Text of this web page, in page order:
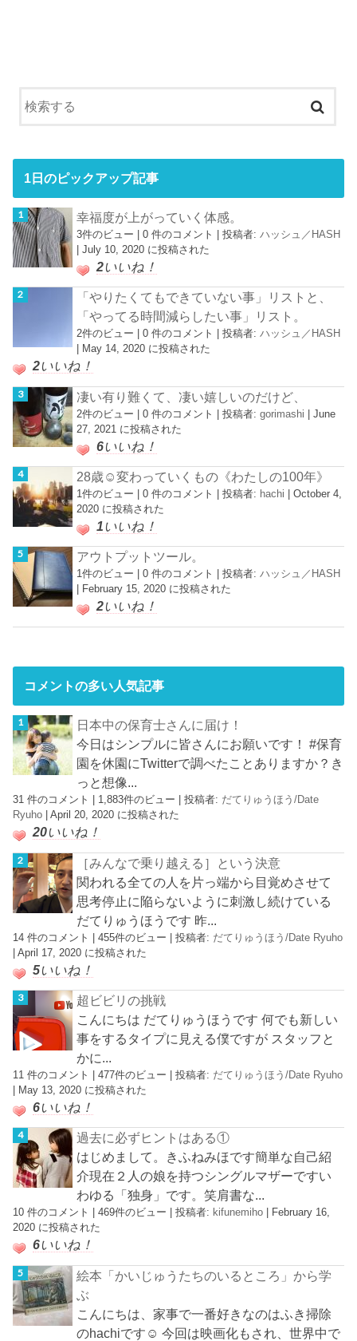
1日のピックアップ記事
幸福度が上がっていく体感。
3件のビュー |0 件のコメント |投稿者:ハッシュ／HASH
|July 10, 2020 に投稿された
2いいね！
「やりたくてもできていない事」リストと、
「やってる時間減らしたい事」リスト。
2件のビュー |0 件のコメント |投稿者:ハッシュ／HASH
May 14, 2020 に投稿された
2いいね！
凄い有り難くて、凄い嬉しいのだけど、
2件のビュー |0 件のコメント |投稿者:gorimashi |June
27, 2021 に投稿された
6いいね！
28歳☺︎変わっていくもの《わたしの100年》
1件のビュー |0 件のコメント |投稿者: hachi |October 4,
2020 に投稿された
1 いいね！
アウトプットツール。
1件のビュー |0 件のコメント |投稿者:ハッシュ／HASH
February 15, 2020 に投稿された
2いいね！
コメントの多い人気記事
日本中の保育士さんに届け！
今日はシンプルに皆さんにお願いです！ #保育
園を休園にTwitterで調べたことありますか？き
っと想像...
31 件のコメント 1,883件のビュー |投稿者: だてりゅうほう/Date
Ryuho |April 20, 2020 に投稿された
20いいね！
［みんなで乗り越える］という決意
関われる全ての人を片っ端から目覚めさせて
思考停止に陥らないように刺激し続けている
だてりゅうほうです 昨...
14 件のコメント |455件のビュー |投稿者: だてりゅうほう/Date Ryuho
|April 17, 2020 に投稿された
5いいね！
超ビビリの挑戦
こんにちは だてりゅうほうです 何でも新しい
事をするタイプに見える僕ですが スタッフと
かに...
11 件のコメント |477件のビュー |投稿者: だてりゅうほう/Date Ryuho
May 13, 2020 に投稿された
6いいね！
過去に必ずヒントはある①
はじめまして。きふねみほです簡単な自己紹
介現在２人の娘を持つシングルマザーですい
わゆる「独身」です。笑肩書な...
10 件のコメント |469件のビュー |投稿者: kifunemiho
February 16,
2020 に投稿された
6いいね！
絵本「かいじゅうたちのいるところ」から学
ぶ
こんにちは、家事で一番好きなのはふき掃除
のhachiです☺︎ 今回は映画化もされ、世界中で